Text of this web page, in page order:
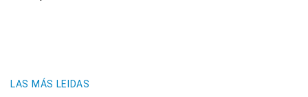
LAS MÁS LEIDAS